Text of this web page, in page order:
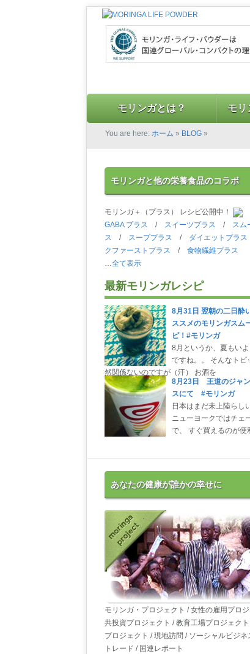
モリンガとは？ モリ
You are here: ホーム » BLOG »
モリンガと他の栄養食品のコラボ
モリンガ＋（プラス） レシピ公開中！
GABA プラス / スイーツプラス / スム
ス / スーププラス / ダイエットプラス
クファーストプラス / 食物繊維プラス
…全て表示
最新モリンガレシピ
8月31日 翌朝の二日酔
ススメのモリンガスム
ピ！#モリンガ
8月というか、夏もい
ですね。。 そんなトピ
然関係ないのですが（汗） お酒を
8月23日 王道のジャ
スにて #モリンガ
日本はまだ未上陸らし
ニューヨークではチェ
で、 すぐ買えるのが便
あなたの健康が誰かの幸せに
モリンガ・プロジェクト / 女性の雇用プロ
共投資プロジェクト / 教育工場プロジェク
プロジェクト / 現地訪問 / ソーシャルビジネ
トレード / 国連レポート